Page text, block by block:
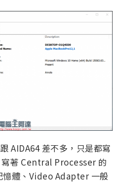
AIDA64 差不多，只是都寫
著 Central Processer 的
體、Video Adapter 一般